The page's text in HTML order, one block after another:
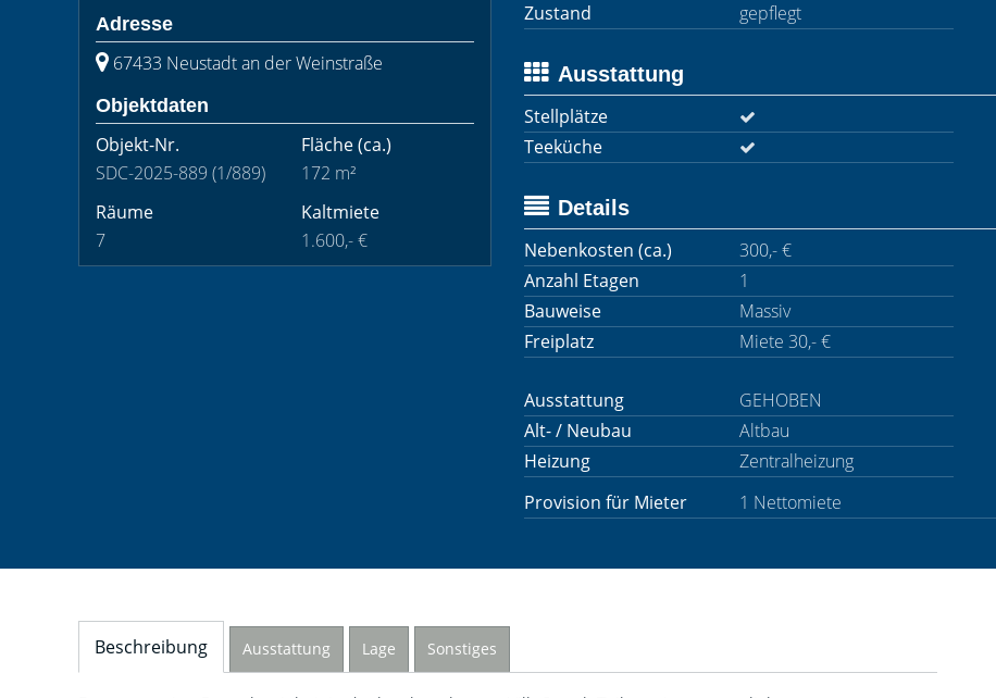
Adresse
67433 Neustadt an der Weinstraße
Objektdaten
Objekt-Nr.
SDC-2025-889 (1/889)
Fläche(ca.)
172 m²
Räume
7
Kaltmiete
1.600,- €
Zustand
gepflegt
Ausstattung
Stellplätze
Teeküche
Details
Nebenkosten (ca.)
300,- €
Anzahl Etagen
1
Bauweise
Massiv
Freiplatz
Miete 30,- €
Ausstattung GEHOBEN
Alt- / Neubau
Altbau
Heizung
Zentralheizung
Provision für Mieter
1 Nettomiete
Beschreibung Ausstattung Lage Sonstiges